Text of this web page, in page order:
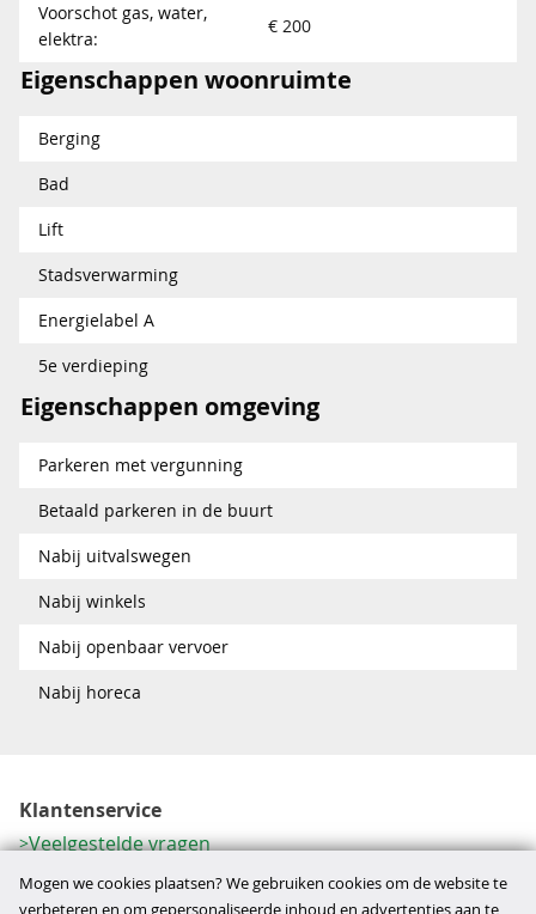
Voorschot gas, water,
elektra:
€ 200
Eigenschappen woonruimte
Berging
Bad
Lift
Stadsverwarming
Energielabel A
5e verdieping
Eigenschappen omgeving
Parkeren met vergunning
Betaald parkeren in de buurt
Nabij uitvalswegen
Nabij winkels
Nabij openbaar vervoer
Nabij horeca
Klantenservice
Veelgestelde vragen
Contactformulier
Mogen we cookies plaatsen? We gebruiken cookies om de website te
verbeteren en om gepersonaliseerde inhoud en advertenties aan te